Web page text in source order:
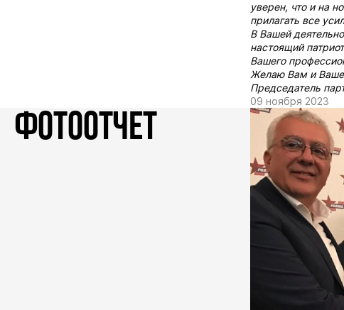
уверен, что и на
прилагать все
В Вашей
настоящий
Вашего
Желаю Вам и
Председатель
09 ноября 2023
ФОТООТЧЕТ